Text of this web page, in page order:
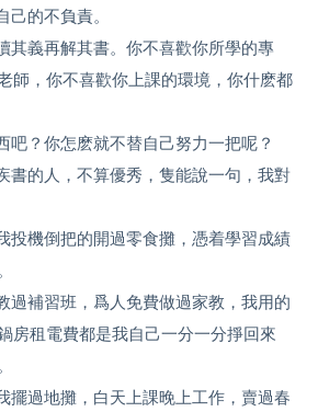
己的不負責。
其義再解其書。你不喜歡你所學的專
師，你不喜歡你上課的環境，你什麽都
吧？你怎麽就不替自己努力一把呢？
書的人，不算優秀，隻能說一句，我對
投機倒把的開過零食攤，憑着學習成績
過補習班，爲人免費做過家教，我用的
房租電費都是我自己一分一分掙回來
擺過地攤，白天上課晚上工作，賣過春